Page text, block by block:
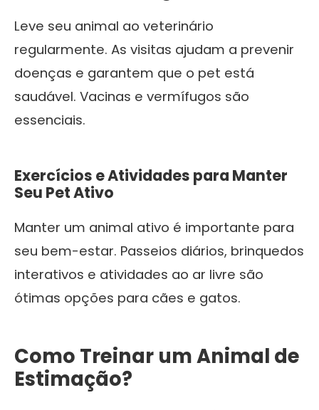
Leve seu animal ao veterinário
regularmente. As visitas ajudam a prevenir
doenças e garantem que o pet está
saudável. Vacinas e vermífugos são
essenciais.
Exercícios e Atividades para Manter
Seu Pet Ativo
Manter um animal ativo é importante para
seu bem-estar. Passeios diários, brinquedos
interativos e atividades ao ar livre são
ótimas opções para cães e gatos.
Como Treinar um Animal de
Estimação?